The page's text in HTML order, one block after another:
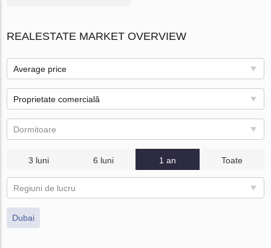
REALESTATE MARKET OVERVIEW
Average price
Proprietate comercială
Dormitoare
3 luni 6 luni 1 an Toate
Regiuni de lucru
Dubai